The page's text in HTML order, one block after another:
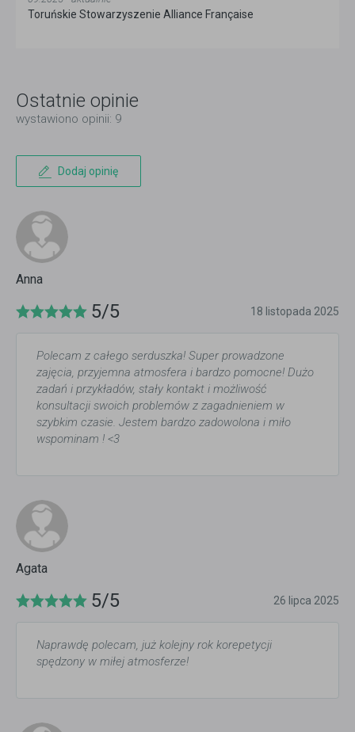
Toruńskie Stowarzyszenie Alliance Française
Ostatnie opinie
wystawiono opinii: 9
Dodaj opinię
Anna
5/5 18 listopada 2025
Polecam z całego serduszka! Super prowadzone
zajęcia, przyjemna atmosfera i bardzo pomocne! Dużo
zadań i przykładów, stały kontakt i możliwość
konsultacji swoich problemów z zagadnieniem w
szybkim czasie. Jestem bardzo zadowolona i miło
wspominam ! <3
Agata
5/5 26 lipca 2025
Naprawdę polecam, już kolejny rok korepetycji
spędzony w miłej atmosferze!